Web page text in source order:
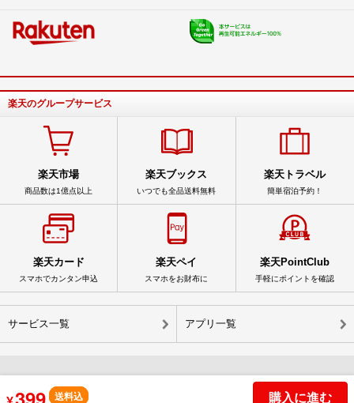
送料込 購入に進む
楽天のグループサービス
楽天市場
商品数は1億点以上
楽天ブックス
いつでも全品送料無料
楽天トラベル
簡単宿泊予約！
楽天カード
スマホでカンタン申込
楽天ペイ
スマホをお財布に
楽天PointClub
手軽にポイントを確認
サービス一覧 アプリ一覧